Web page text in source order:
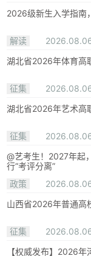
2026级新生入学指南
解读
湖北省2026年体育高
征集
湖北省2026年艺术高
征集
@艺考生！2027年起
行“考评分离”
政策
山西省2026年普通高
征集
【权威发布】2026